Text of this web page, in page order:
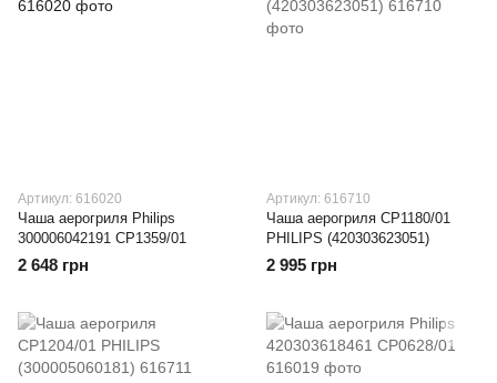
Артикул: 616020
Чаша аерогриля Philips
300006042191 CP1359/01
2 648 грн
Артикул: 616710
Чаша аерогриля CP1180/01
PHILIPS (420303623051)
2 995 грн